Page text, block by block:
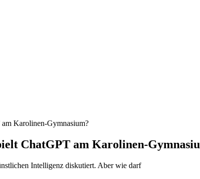
Karolinen-Gymnasium?
ChatGPT am Karolinen-
Intelligenz diskutiert. Aber wie darf